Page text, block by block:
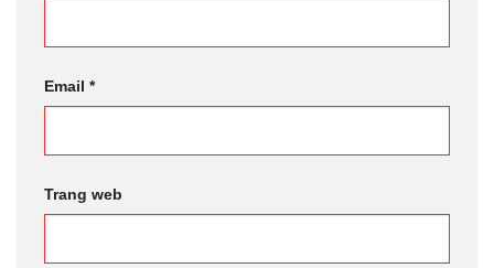
Email *
Trang web